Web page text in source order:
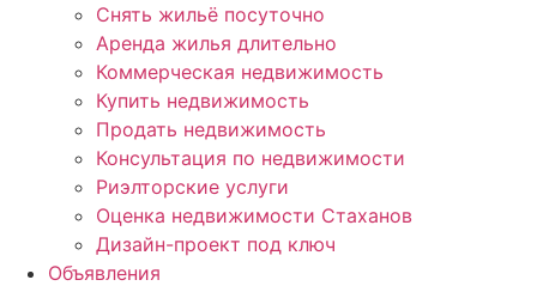
Снять жильё посуточно
Аренда жилья длительно
Коммерческая недвижимость
Купить недвижимость
Продать недвижимость
Консультация по недвижимости
Риэлторские услуги
Оценка недвижимости Стаханов
Дизайн-проект под ключ
Объявления